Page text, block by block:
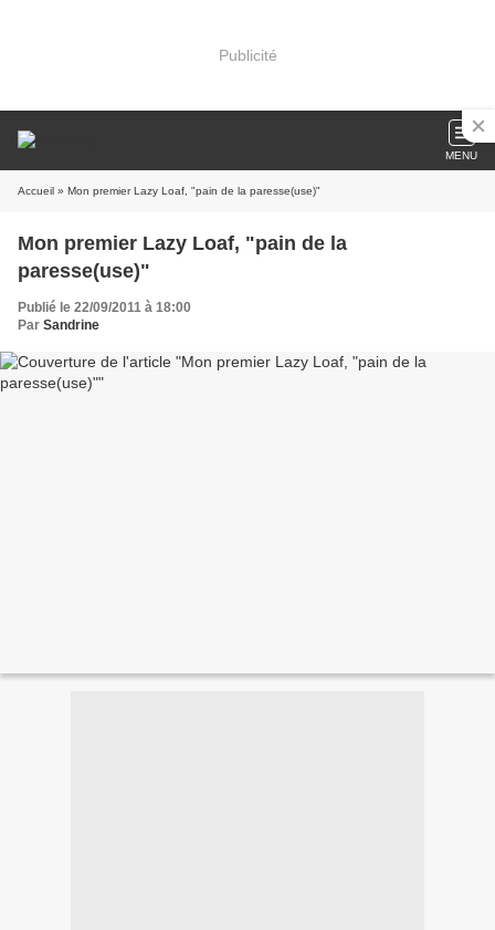
Publicité
MENU
Accueil » Mon premier Lazy Loaf, "pain de la paresse(use)"
Mon premier Lazy Loaf, "pain de la
paresse(use)"
Publié le 22/09/2011 à 18:00
Par Sandrine